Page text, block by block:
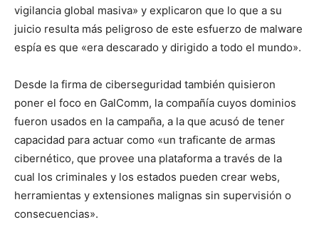
vigilancia global masiva» y explicaron que lo que a su
juicio resulta más peligroso de este esfuerzo de malware
espía es que «era descarado y dirigido a todo el mundo».
Desde la firma de ciberseguridad también quisieron
poner el foco en GalComm, la compañía cuyos dominios
fueron usados en la campaña, a la que acusó de tener
capacidad para actuar como «un traficante de armas
cibernético, que provee una plataforma a través de la
cual los criminales y los estados pueden crear webs,
herramientas y extensiones malignas sin supervisión o
consecuencias».